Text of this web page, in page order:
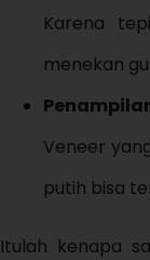
Karena
menekan
Veneer
putih bisa
Itulah kenapa